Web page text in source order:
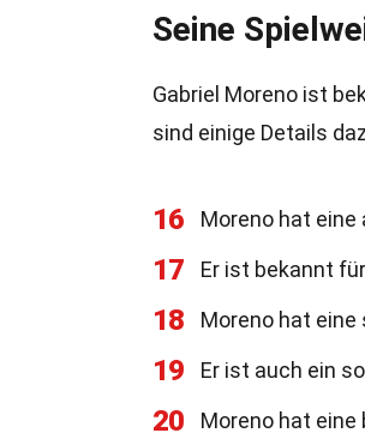
Seine
Gabriel Moreno ist
sind einige Details
16 Moreno hat
17 Er ist bekannt
18 Moreno hat eine
19 Er ist auch ein
20
Moreno hat eine